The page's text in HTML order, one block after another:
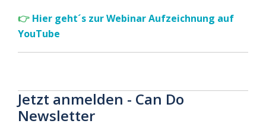
👉 Hier geht´s zur Webinar Aufzeichnung auf
YouTube
Jetzt anmelden - Can Do
Newsletter